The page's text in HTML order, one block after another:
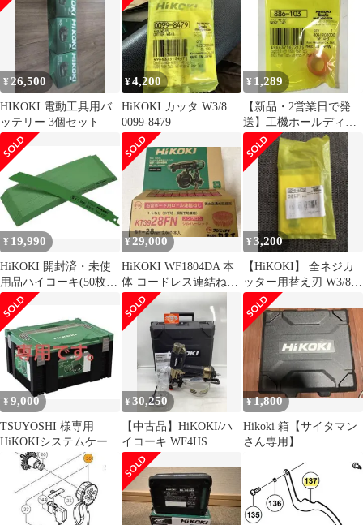
¥ 26,500
HIKOKI 電動工具用バ
ッテリー 3個セット
¥4,200
HiKOKI カッタ W3/8
0099-8479
¥ 1,289
【新品・2営業日で発
送】工機ホールディン
グス HiKOKI ノーズキ
ヤツプ (886103 6444)
¥ 19,990
HiKOKI 開封済・未使
用品ハイコーキ(50枚
入)No.152
¥29,000
HiKOKI WF1804DA 本
体 コードレス連結ねじ
ドライバ おまけ付き
¥3,200
【HiKOKI】 全ネジカ
ッター用替え刃 W3/8
0099-8479
¥9,000
TSUYOSHI 様専用
HiKOKIシステムケース
3、1個。システム1、2
個。
¥30,250
【中古品】HiKOKI/ハ
イコーキ WF4HS
☆HiKOKIハイコーキ
高圧ねじ打機 ハイスピ
ードモデル
[IT_A0BVT][岡イ]
[M04]
¥1,800
Hikoki 箱【サイタマン
さん専用】